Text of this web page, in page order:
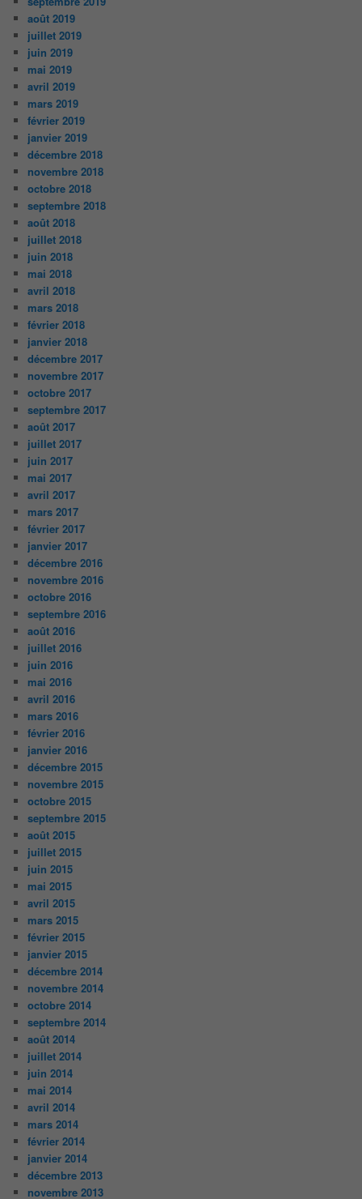
août 2019
juillet 2019
juin 2019
mai 2019
avril 2019
mars 2019
février 2019
janvier 2019
décembre 2018
novembre 2018
octobre 2018
septembre 2018
août 2018
juillet 2018
juin 2018
mai 2018
avril 2018
mars 2018
février 2018
janvier 2018
décembre 2017
novembre 2017
octobre 2017
septembre 2017
août 2017
juillet 2017
juin 2017
mai 2017
avril 2017
mars 2017
février 2017
janvier 2017
décembre 2016
novembre 2016
octobre 2016
septembre 2016
août 2016
juillet 2016
juin 2016
mai 2016
avril 2016
mars 2016
février 2016
janvier 2016
décembre 2015
novembre 2015
octobre 2015
septembre 2015
août 2015
juillet 2015
juin 2015
mai 2015
avril 2015
mars 2015
février 2015
janvier 2015
décembre 2014
novembre 2014
octobre 2014
septembre 2014
août 2014
juillet 2014
juin 2014
mai 2014
avril 2014
mars 2014
février 2014
janvier 2014
décembre 2013
novembre 2013